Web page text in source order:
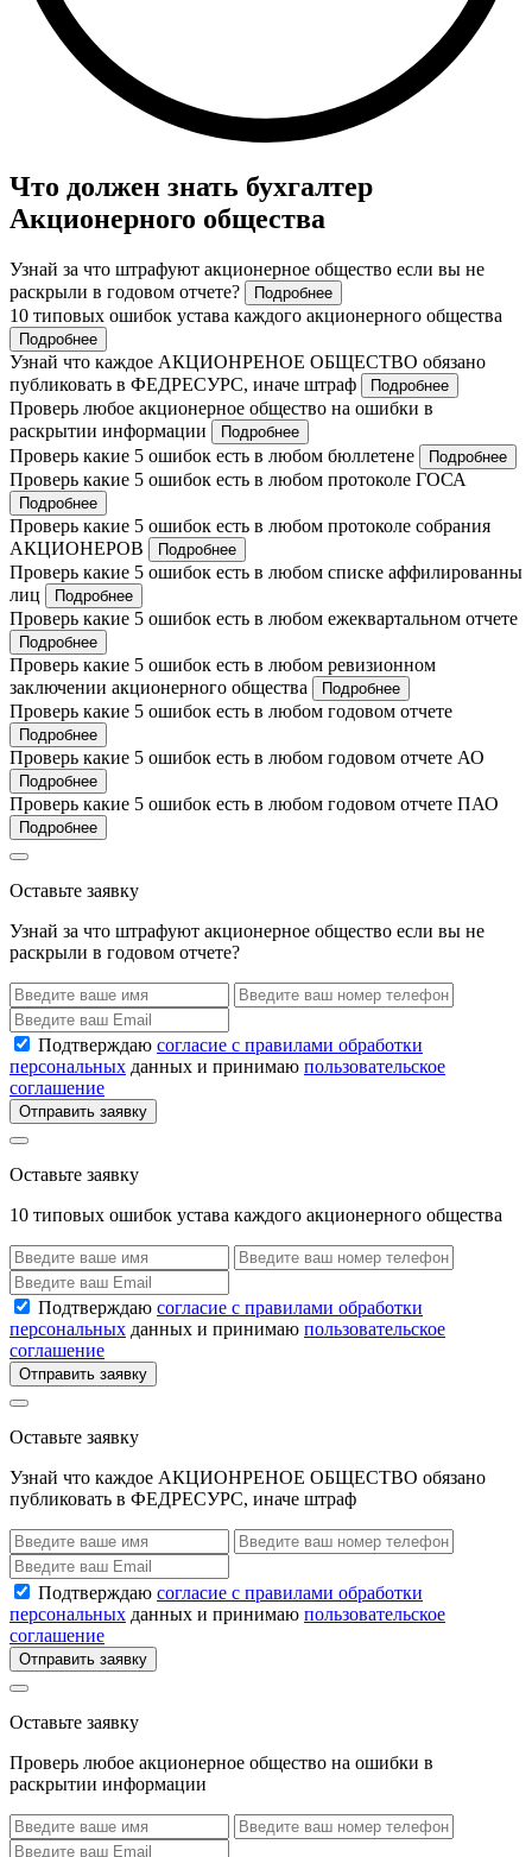
Что должен знать бухгалтер
Акционерного общества
Узнай за что штрафуют акционерное общество если вы не
раскрыли в годовом отчете?
Подробнее
10 типовых ошибок устава каждого акционерного общества
Подробнее
Узнай что каждое АКЦИОНРЕНОЕ ОБЩЕСТВО обязано
публиковать в ФЕДРЕСУРС, иначе штраф
Подробнее
Проверь любое акционерное общество на ошибки в
раскрытии информации
Подробнее
Проверь какие 5 ошибок есть в любом бюллетене Подробнее
Проверь какие 5 ошибок есть в любом протоколе ГОСА
Подробнее
Проверь какие 5 ошибок есть в любом протоколе собрания
АКЦИОНЕРОВ
Подробнее
Проверь какие 5 ошибок есть в любом списке аффилированны
лиц
Подробнее
Проверь какие 5 ошибок есть в любом ежеквартальном отчете
Подробнее
Проверь какие 5 ошибок есть в любом ревизионном
заключении акционерного общества
Подробнее
Проверь какие 5 ошибок есть в любом годовом отчете
Подробнее
Проверь какие 5 ошибок есть в любом годовом отчете АО
Подробнее
Проверь какие 5 ошибок есть в любом годовом отчете ПАО
Подробнее
Оставьте заявку
Узнай за что штрафуют акционерное общество если вы не
раскрыли в годовом отчете?
Подтверждаю согласие с правилами обработки
персональных данных и принимаю пользовательское
соглашение
Отправить заявку
Оставьте заявку
10 типовых ошибок устава каждого акционерного общества
Подтверждаю согласие с правилами обработки
персональных данных и принимаю пользовательское
соглашение
Отправить заявку
Оставьте заявку
Узнай что каждое АКЦИОНРЕНОЕ ОБЩЕСТВО обязано
публиковать в ФЕДРЕСУРС, иначе штраф
Подтверждаю согласие с правилами обработки
персональных данных и принимаю пользовательское
соглашение
Отправить заявку
Оставьте заявку
Проверь любое акционерное общество на ошибки в
раскрытии информации